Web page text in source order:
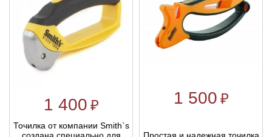
1 400 ₽
Точилка от компании Smith`s
создана специально для
1 500 ₽
Простая и надежная точилка